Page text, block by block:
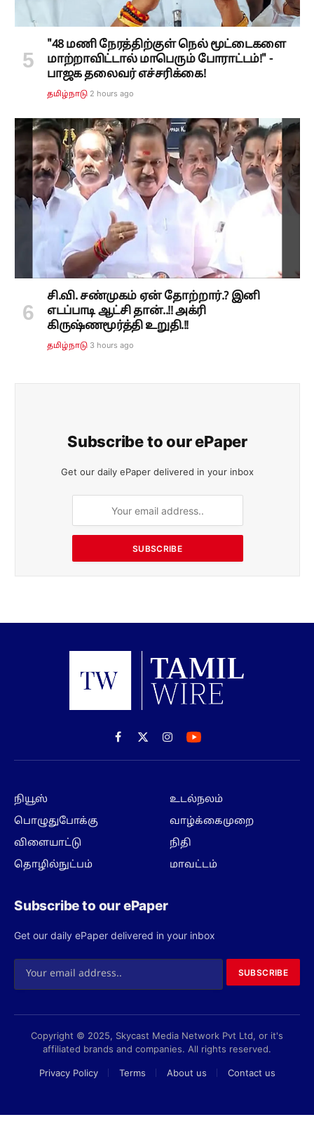
"48 மணி நேரத்திற்குள் நெல் மூட்டைகளை
மாற்றாவிட்டால் மாபெரும் போராட்டம்!" -
பாஜக தலைவர் எச்சரிக்கை!
தமிழ்நாடு 2 hours ago
சி.வி. சண்முகம் ஏன் தோற்றார்.? இனி
எடப்பாடி ஆட்சி தான்..!! அக்ரி
கிருஷ்ணமூர்த்தி உறுதி.!!
தமிழ்நாடு 3 hours ago
Subscribe to our ePaper
Get our daily ePaper delivered in your inbox
SUBSCRIBE
Facebook
X
(Twitter)
Instagram
நியூஸ்
பொழுதுபோக்கு
விளையாட்டு
தொழில்நுட்பம்
உடல்நலம்
வாழ்க்கைமுறை
நிதி
மாவட்டம்
Subscribe to our ePaper
Get our daily ePaper delivered in your inbox
SUBSCRIBE
Copyright © 2025, Skycast Media Network Pvt Ltd, or it's
affiliated brands and companies. All rights reserved.
Privacy Policy Terms About us Contact us